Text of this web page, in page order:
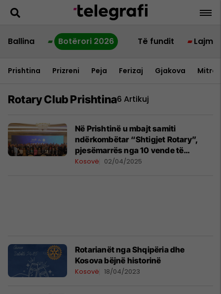
Ballina Botërori 2026 Të fundit Lajme
Prishtina Prizreni Peja Ferizaj Gjakova
Rotary Club Prishtina6 Artikuj
Në Prishtinë u mbajt samiti
ndërkombëtar “Shtigjet Rotary”,
pjesëmarrës nga 10 vende të
Evropës e SHBA-së
Kosovë 02/04/2025
Rotarianët nga Shqipëria dhe
Kosova bëjnë historinë
Kosovë 18/04/2023